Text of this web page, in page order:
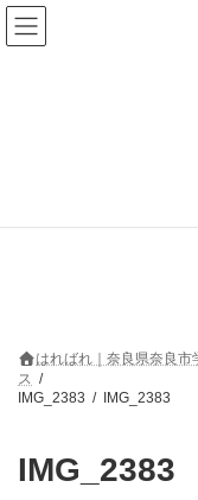
コ
ン
テ
ナ
ビ
ゲ
はればれ｜奈良県奈良
ス
IMG_2383
IMG_2383
IMG_2383